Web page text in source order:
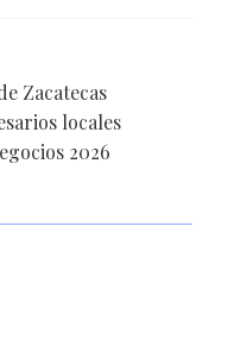
Zacatecas
locales
2026